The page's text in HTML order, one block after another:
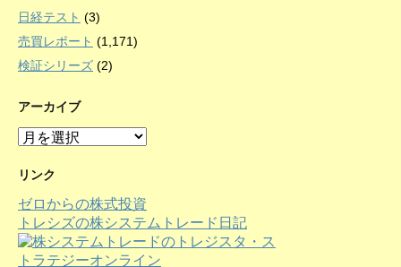
日経テスト (3)
売買レポート (1,171)
検証シリーズ (2)
アーカイブ
ア
カ
ブ
リンク
ゼロからの株式投資
トレシズの株システムトレード日記